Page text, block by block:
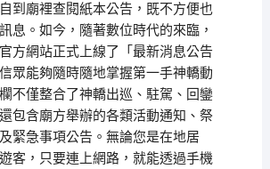
到廟裡查閱紙本公告，既不方便也
息。如今，隨著數位時代的來臨，
方網站正式上線了「最新消息公告
眾能夠隨時隨地掌握第一手神轎動
不僅整合了神轎出巡、駐駕、回鑾
包含廟方舉辦的各類活動通知、祭
緊急事項公告。無論您是在地居
客，只要連上網路，就能透過手機